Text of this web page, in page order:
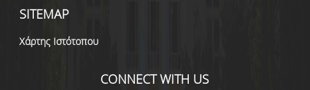
SITEMAP
Χάρτης Ιστότοπου
CONNECT WITH US